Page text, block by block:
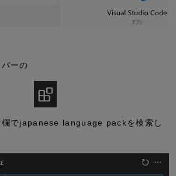
ーの
でjapanese language packを検索し